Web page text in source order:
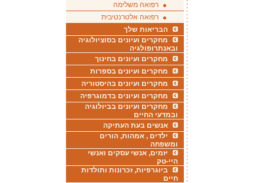
רפואה משלימה
רפואה אלטרנטיבית
הבריאות שלך
מחקרים ועיונים בסוציולוגיה
ובאנתרופולגיה
מחקרים ועיונים בחינוך
מחקרים ועיונים בספרות
מחקרים ועיונים בהיסטוריה
מחקרים ועיונים בדמוגרפיה
מחקרים ועיונים בביולוגיה
ובמדעי החיים
אנשים בעת העתיקה
ילדים , אמהות, הורים
ומשפחה
יזמים, אנשי עסקים ואנשי
היי-טק
ביוגרפיות, זכרונות ותולדות
חיים